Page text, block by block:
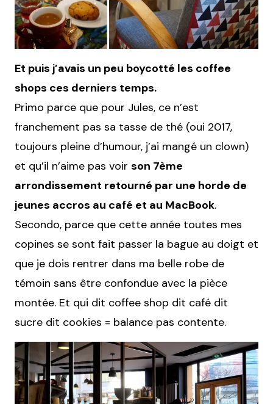
Et puis j’avais un peu boycotté les coffee
shops ces derniers temps.
Primo parce que pour Jules, ce n’est
franchement pas sa tasse de thé (oui 2017,
toujours pleine d’humour, j’ai mangé un clown)
et qu’il n’aime pas voir son 7ème
arrondissement retourné par une horde de
jeunes accros au café et au MacBook.
Secondo, parce que cette année toutes mes
copines se sont fait passer la bague au doigt et
que je dois rentrer dans ma belle robe de
témoin sans être confondue avec la pièce
montée. Et qui dit coffee shop dit café dit
sucre dit cookies = balance pas contente.